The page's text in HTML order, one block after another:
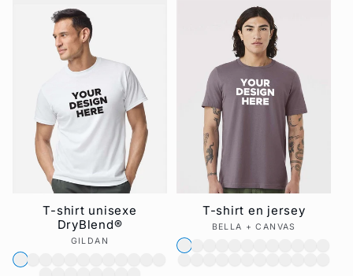
T-shirt unisexe
DryBlend®
Fournisseur :
GILDAN
T-shirt en jersey
Fournisseur :
BELLA + CANVAS